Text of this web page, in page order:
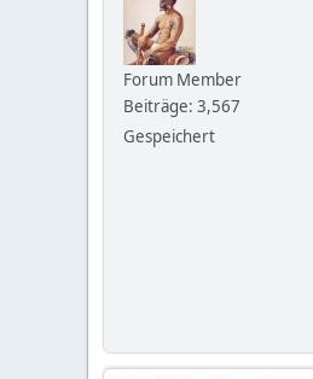
Forum Member
Beiträge: 3,567
Gespeichert